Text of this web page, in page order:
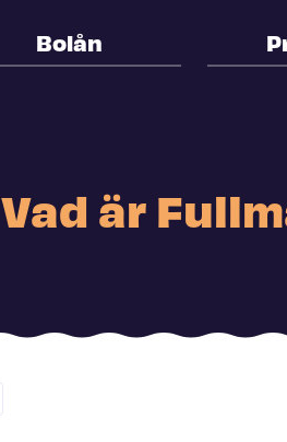
Bolån
Vad är